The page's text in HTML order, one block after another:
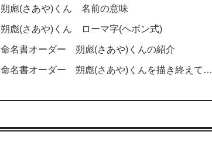
朔彪(さあや)くん 名前の意味
朔彪(さあや)くん ローマ字(ヘボン式)
命名書オーダー 朔彪(さあや)くんの紹介
命名書オーダー 朔彪(さあや)くんを描き終えて…